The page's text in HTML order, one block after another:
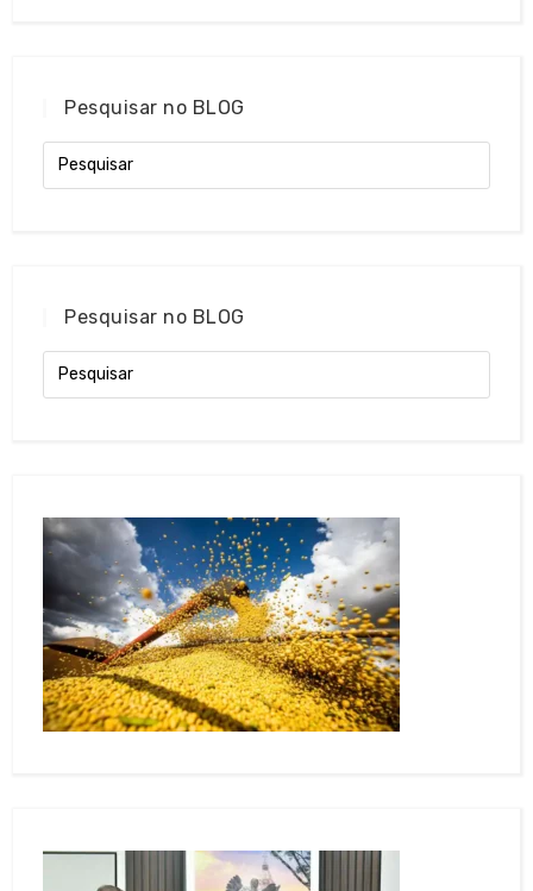
Pesquisar no BLOG
Pesquisar no BLOG